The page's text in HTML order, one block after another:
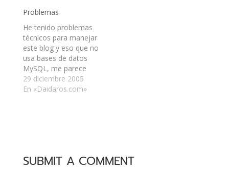
simbolito al lado de mi
nick, lo que realza mi
vida… en Flickr.
Además de eso, al fin
logré…
Problemas
He tenido problemas
técnicos para manejar
este blog y eso que no
usa bases de datos
MySQL, me parece
que tendré que ver por
un servicio de hosting
29 diciembre 2005
En «Daidaros.com»
SUBMIT A COMMENT